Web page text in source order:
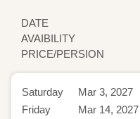
DATE
AVAIBILITY
PRICE/PERSION
Saturday
Mar 3, 2027
Friday
Mar 14, 2027